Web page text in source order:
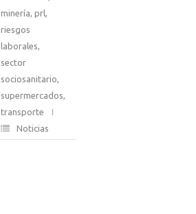
minería prl
riesgos
laborales
sector
sociosanitario
supermercados
transporte
Noticias